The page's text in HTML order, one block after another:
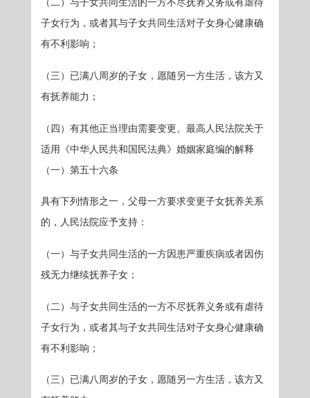
（二）与子女共同生活的一方不尽抚养义务或有虐待
子女行为，或者其与子女共同生活对子女身心健康确
有不利影响；
（三）已满八周岁的子女，愿随另一方生活，该方又
有抚养能力；
（四）有其他正当理由需要变更。最高人民法院关于
适用《中华人民共和国民法典》婚姻家庭编的解释
（一）第五十六条
具有下列情形之一，父母一方要求变更子女抚养关系
的，人民法院应予支持：
（一）与子女共同生活的一方因患严重疾病或者因伤
残无力继续抚养子女；
（二）与子女共同生活的一方不尽抚养义务或有虐待
子女行为，或者其与子女共同生活对子女身心健康确
有不利影响；
（三）已满八周岁的子女，愿随另一方生活，该方又